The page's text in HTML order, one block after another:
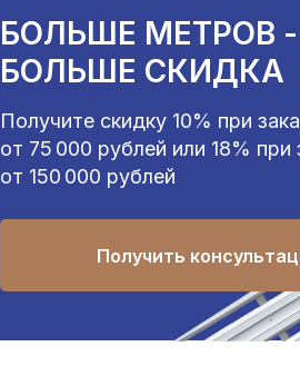
БОЛЬШЕ МЕТРОВ -
БОЛЬШЕ СКИДКА
Получите скидку 10% при
от 75 000 рублей или 18% при
от 150 000 рублей
Получить